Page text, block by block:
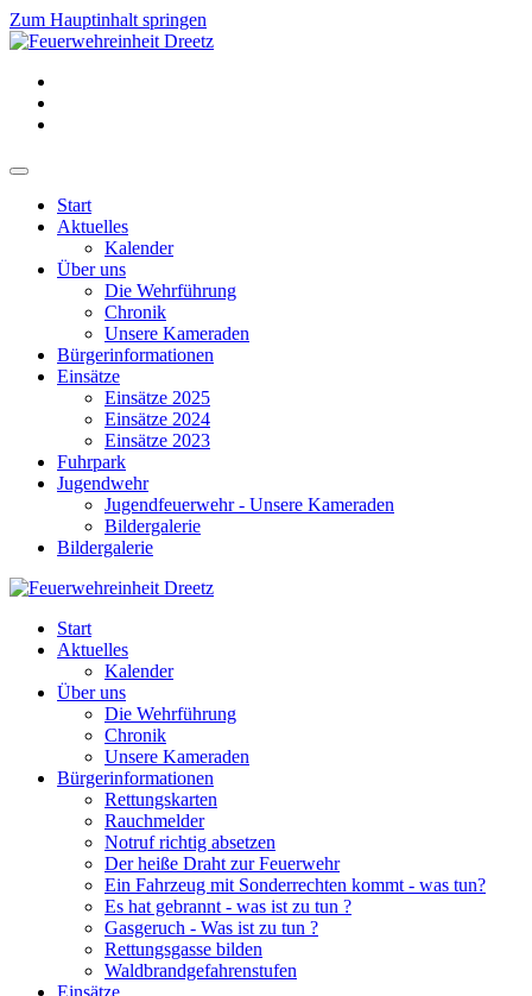
Zum Hauptinhalt springen
Start
Aktuelles
Kalender
Über uns
Die Wehrführung
Chronik
Unsere Kameraden
Bürgerinformationen
Einsätze
Einsätze 2025
Einsätze 2024
Einsätze 2023
Fuhrpark
Jugendwehr
Jugendfeuerwehr - Unsere Kameraden
Bildergalerie
Bildergalerie
Start
Aktuelles
Kalender
Über uns
Die Wehrführung
Chronik
Unsere Kameraden
Bürgerinformationen
Rettungskarten
Rauchmelder
Notruf richtig absetzen
Der heiße Draht zur Feuerwehr
Ein Fahrzeug mit Sonderrechten kommt - was tun?
Es hat gebrannt - was ist zu tun ?
Gasgeruch - Was ist zu tun ?
Rettungsgasse bilden
Waldbrandgefahrenstufen
Einsätze